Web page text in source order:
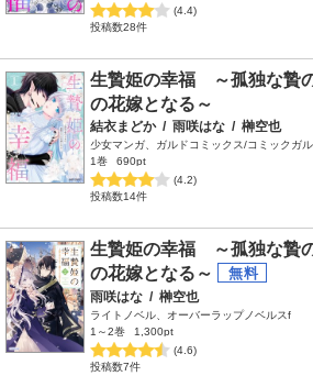
(4.4)
投稿数28件
生贄姫の幸福 ～孤独な贄
の花嫁となる～
結衣まどか / 雨咲はな / 榊空也
少女マンガ、ガルドコミックス/コミックガ
1巻
690pt
(4.2)
投稿数14件
生贄姫の幸福 ～孤独な贄
の花嫁となる～
雨咲はな / 榊空也
ライトノベル、オーバーラップノベルスf
1～2巻
1,300pt
(4.6)
投稿数7件